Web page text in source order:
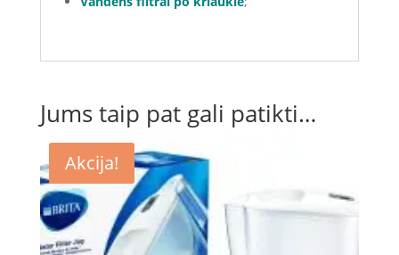
Jums taip pat gali patikti…
Akcija!